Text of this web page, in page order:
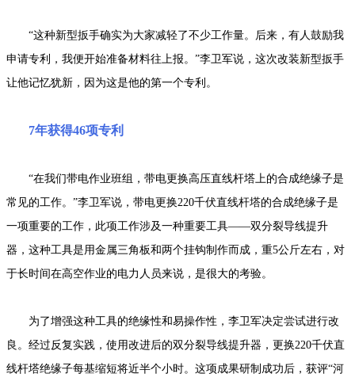
“这种新型扳手确实为大家减轻了不少工作量。后来，有人鼓励我
申请专利，我便开始准备材料往上报。”李卫军说，这次改装新型扳手
让他记忆犹新，因为这是他的第一个专利。
7年获得46项专利
“在我们带电作业班组，带电更换高压直线杆塔上的合成绝缘子是
常见的工作。”李卫军说，带电更换220千伏直线杆塔的合成绝缘子是
一项重要的工作，此项工作涉及一种重要工具——双分裂导线提升
器，这种工具是用金属三角板和两个挂钩制作而成，重5公斤左右，对
于长时间在高空作业的电力人员来说，是很大的考验。
为了增强这种工具的绝缘性和易操作性，李卫军决定尝试进行改
良。经过反复实践，使用改进后的双分裂导线提升器，更换220千伏直
线杆塔绝缘子每基缩短将近半个小时。这项成果研制成功后，获评“河